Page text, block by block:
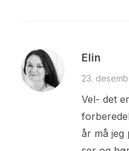
Elin
23.
Vel- det
år må jeg